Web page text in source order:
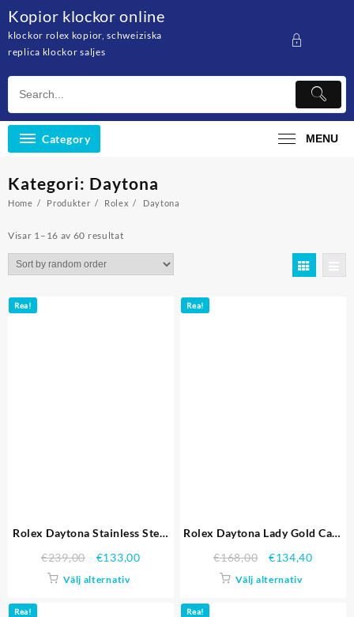
content
Kopior klockor online
klockor rolex kopior, schweiziska
replica klockor saljes
Category MENU
Kategori: Daytona
Home Produkter Rolex Daytona
Visar 1–16 av 60 resultat
Rea!
Rolex Daytona Stainless Steel
Strap Replika Klockor
€239,00 €133,00
Välj alternativ
Rea!
Rolex Daytona Lady Gold Case
Studded Ring 98238 Replika
Klockor
€168,00 €134,40
Välj alternativ
Rea! Rea!